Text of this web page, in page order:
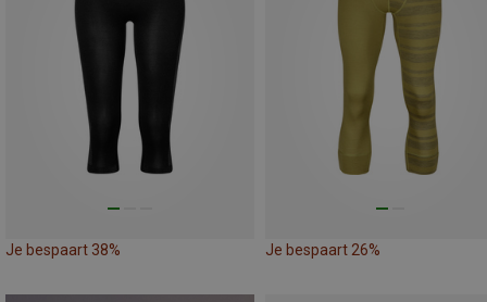
Je bespaart 38% Je bespaart 26%